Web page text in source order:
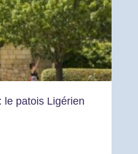
le patois Ligérien